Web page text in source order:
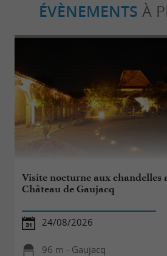
ÉVÈNEMENTS À
Visite nocturne aux chandelles
Château de Gaujacq
24/08/2026
96 m - Gaujacq